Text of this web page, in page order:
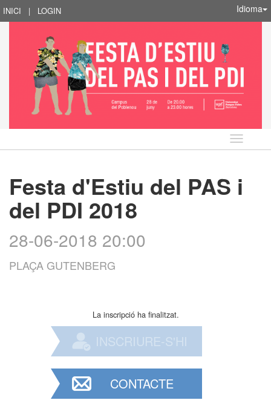
INICI | LOGIN Idioma
Idioma
Festa d'Estiu del PAS i
del PDI 2018
28-06-2018 20:00
PLAÇA GUTENBERG
La inscripció ha finalitzat.
INSCRIURE-S'HI
CONTACTE